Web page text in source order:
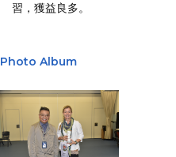
習，獲益良多。
Photo Album